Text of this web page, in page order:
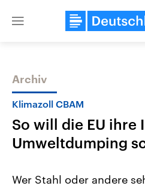
Close
Themen
Archiv
Klimazoll CBAM
So will die EU ihre
Umweltdumping
Wer Stahl oder andere